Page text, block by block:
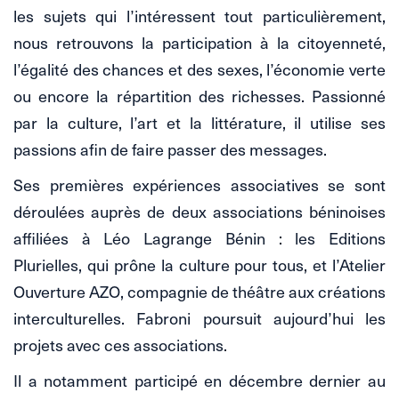
les sujets qui l’intéressent tout particulièrement,
nous retrouvons la participation à la citoyenneté,
l’égalité des chances et des sexes, l’économie verte
ou encore la répartition des richesses. Passionné
par la culture, l’art et la littérature, il utilise ses
passions afin de faire passer des messages.
Ses premières expériences associatives se sont
déroulées auprès de deux associations béninoises
affiliées à Léo Lagrange Bénin : les Editions
Plurielles, qui prône la culture pour tous, et l’Atelier
Ouverture AZO, compagnie de théâtre aux créations
interculturelles. Fabroni poursuit aujourd’hui les
projets avec ces associations.
Il a notamment participé en décembre dernier au